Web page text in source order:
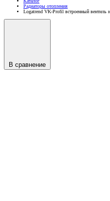
Радиаторы отопления
Logatrend VK-Profil встроенный вентиль
В сравнение